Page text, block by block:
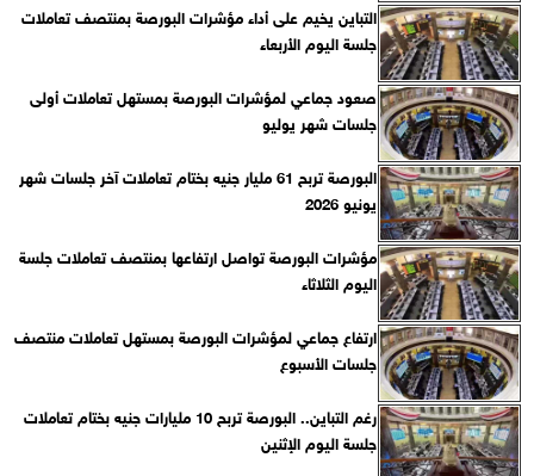
التباين يخيم على أداء مؤشرات البورصة بمنتصف تعاملات
جلسة اليوم الأربعاء
صعود جماعي لمؤشرات البورصة بمستهل تعاملات أولى
جلسات شهر يوليو
البورصة تربح 61 مليار جنيه بختام تعاملات آخر جلسات شهر
يونيو 2026
مؤشرات البورصة تواصل ارتفاعها بمنتصف تعاملات جلسة
اليوم الثلاثاء
ارتفاع جماعي لمؤشرات البورصة بمستهل تعاملات منتصف
جلسات الأسبوع
رغم التباين.. البورصة تربح 10 مليارات جنيه بختام تعاملات
جلسة اليوم الإثنين